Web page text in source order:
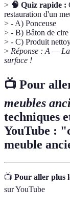
> 🧠 Quiz rapide :
restauration d'un
> - A) Ponceuse
> - B) Bâton de cire
> - C) Produit
> Réponse : A — La
surface !
📺 Pour
meubles
techniques
YouTube :
meuble
📺 Pour aller plus
sur YouTube